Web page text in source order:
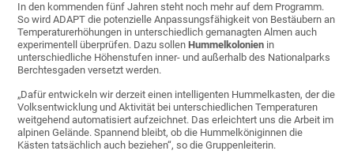
In den kommenden fünf Jahren steht noch mehr auf dem Programm.
So wird ADAPT die potenzielle Anpassungsfähigkeit von Bestäubern an
Temperaturerhöhungen in unterschiedlich gemanagten Almen auch
experimentell überprüfen. Dazu sollenHummelkolonien in
unterschiedliche Höhenstufen inner- und außerhalb des Nationalparks
Berchtesgaden versetzt werden.
„Dafür entwickeln wir derzeit einen intelligenten Hummelkasten, der die
Volksentwicklung und Aktivität bei unterschiedlichen Temperaturen
weitgehend automatisiert aufzeichnet. Das erleichtert uns die Arbeit im
alpinen Gelände. Spannend bleibt, ob die Hummelköniginnen die
Kästen tatsächlich auch beziehen“, so die Gruppenleiterin.